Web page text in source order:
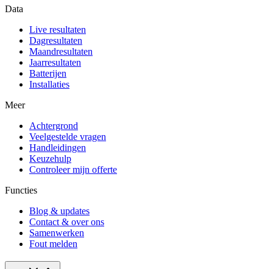
Data
Live resultaten
Dagresultaten
Maandresultaten
Jaarresultaten
Batterijen
Installaties
Meer
Achtergrond
Veelgestelde vragen
Handleidingen
Keuzehulp
Controleer mijn offerte
Functies
Blog & updates
Contact & over ons
Samenwerken
Fout melden